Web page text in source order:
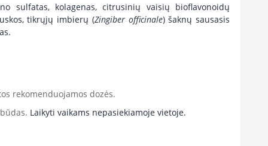
sulfatas, kolagenas, citrusinių vaisių bioflavonoidų
tikrųjų imbierų (Zingiber officinale) šaknų sausasis
rekomenduojamos dozės.
Laikyti vaikams nepasiekiamoje vietoje.